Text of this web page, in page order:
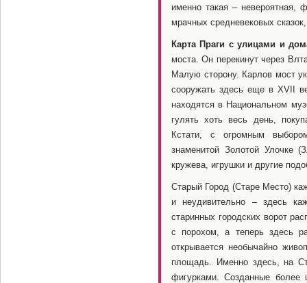
именно такая – невероятная,
мрачных средневековых
Карта Праги с улицами и
моста. Он перекинут через
Малую сторону. Карлов мост
сооружать здесь еще в XVII
находятся в Национальном
гулять хоть весь день,
Кстати, с огромным
знаменитой Золотой Улочке
кружева, игрушки и другие
Старый Город (Старе Место)
и неудивительно – здесь
старинных городских ворот
с порохом, а теперь здесь
открывается необычайно
площадь. Именно здесь, на
фигурками. Созданные более